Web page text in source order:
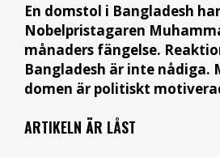
En domstol i Bangladesh
Nobelpristagaren
månaders fängelse.
Bangladesh är inte nådiga.
domen är politiskt
ARTIKELN ÄR LÅST